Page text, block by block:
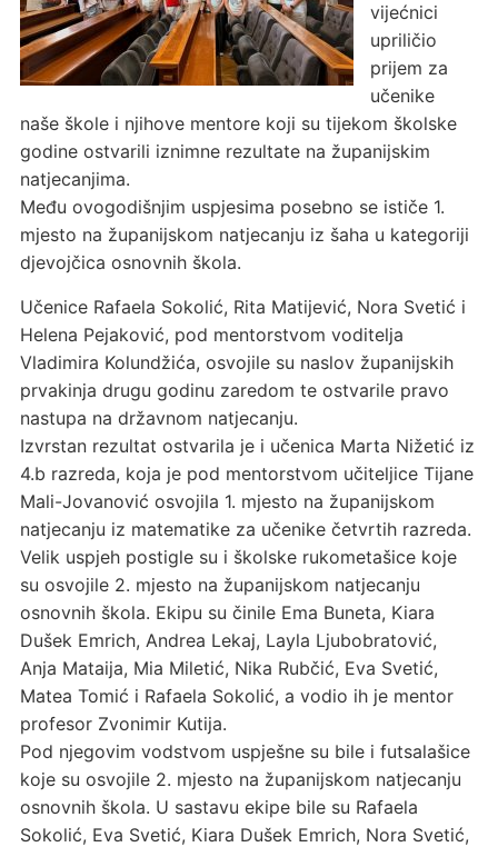
vijećnici
upriličio
prijem za
učenike
naše škole i njihove mentore koji su tijekom školske
godine ostvarili iznimne rezultate na županijskim
natjecanjima.
Među ovogodišnjim uspjesima posebno se ističe 1.
mjesto na županijskom natjecanju iz šaha u kategoriji
djevojčica osnovnih škola.
Učenice Rafaela Sokolić, Rita Matijević, Nora Svetić i
Helena Pejaković, pod mentorstvom voditelja
Vladimira Kolundžića, osvojile su naslov županijskih
prvakinja drugu godinu zaredom te ostvarile pravo
nastupa na državnom natjecanju.
Izvrstan rezultat ostvarila je i učenica Marta Nižetić iz
4.b razreda, koja je pod mentorstvom učiteljice Tijane
Mali-Jovanović osvojila 1. mjesto na županijskom
natjecanju iz matematike za učenike četvrtih razreda.
Velik uspjeh postigle su i školske rukometašice koje
su osvojile 2. mjesto na županijskom natjecanju
osnovnih škola. Ekipu su činile Ema Buneta, Kiara
Dušek Emrich, Andrea Lekaj, Layla Ljubobratović,
Anja Mataija, Mia Miletić, Nika Rubčić, Eva Svetić,
Matea Tomić i Rafaela Sokolić, a vodio ih je mentor
profesor Zvonimir Kutija.
Pod njegovim vodstvom uspješne su bile i futsalašice
koje su osvojile 2. mjesto na županijskom natjecanju
osnovnih škola. U sastavu ekipe bile su Rafaela
Sokolić, Eva Svetić, Kiara Dušek Emrich, Nora Svetić,